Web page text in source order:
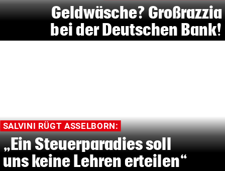
Geldwäsche? Großrazzia
bei der Deutschen Bank!
SALVINI RÜGT ASSELBORN:
„Ein Steuerparadies soll
uns keine Lehren erteilen“